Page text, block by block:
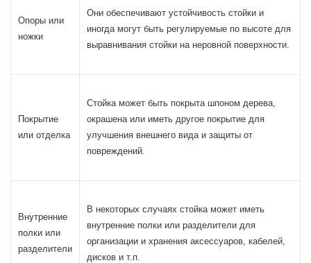
Опоры или
ножки
Они обеспечивают устойчивость стойки и
иногда могут быть регулируемые по высоте для
выравнивания стойки на неровной поверхности.
Покрытие
или отделка
Стойка может быть покрыта шпоном дерева,
окрашена или иметь другое покрытие для
улучшения внешнего вида и защиты от
повреждений.
Внутренние
полки или
разделители
В некоторых случаях стойка может иметь
внутренние полки или разделители для
организации и хранения аксессуаров, кабелей,
дисков и т.п.